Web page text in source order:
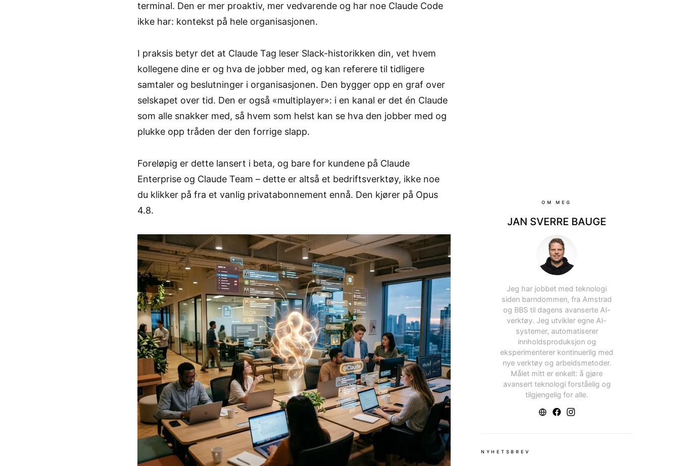
terminal. Den er mer proaktiv, mer vedvarende og har noe Claude Code
ikke har: kontekst på hele organisasjonen.
I praksis betyr det at Claude Tag leser Slack-historikken din, vet hvem
kollegene dine er og hva de jobber med, og kan referere til tidligere
samtaler og beslutninger i organisasjonen. Den bygger opp en graf over
selskapet over tid. Den er også «multiplayer»: i en kanal er det én Claude
som alle snakker med, så hvem som helst kan se hva den jobber med og
plukke opp tråden der den forrige slapp.
Foreløpig er dette lansert i beta, og bare for kundene på Claude
Enterprise og Claude Team – dette er altså et bedriftsverktøy, ikke noe
du klikker på fra et vanlig privatabonnement ennå. Den kjører på Opus
4.8.
OM MEG
JAN SVERRE BAUGE
Jeg har jobbet med teknologi
siden barndommen, fra Amstrad
og BBS til dagens avanserte AI-
verktøy. Jeg utvikler egne AI-
systemer, automatiserer
innholdsproduksjon og
eksperimenterer kontinuerlig med
nye verktøy og arbeidsmetoder.
Målet mitt er enkelt: å gjøre
avansert teknologi forståelig og
tilgjengelig for alle.
NYHETSBREV